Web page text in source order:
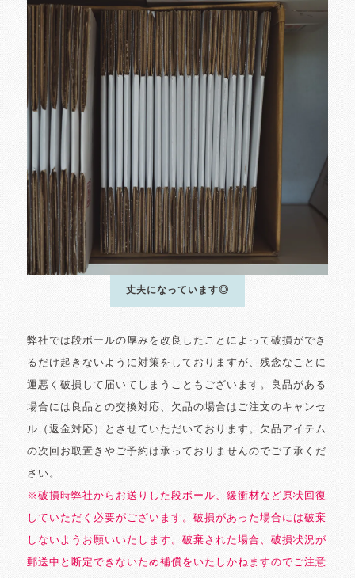
丈夫になっています◎
弊社では段ボールの厚みを改良したことによって破損ができ
るだけ起きないように対策をしておりますが、残念なことに
運悪く破損して届いてしまうこともございます。良品がある
場合には良品との交換対応、欠品の場合はご注文のキャンセ
ル（返金対応）とさせていただいております。欠品アイテム
の次回お取置きやご予約は承っておりませんのでご了承くだ
さい。
※破損時弊社からお送りした段ボール、緩衝材など原状回復
していただく必要がございます。破損があった場合には破棄
しないようお願いいたします。破棄された場合、破損状況が
郵送中と断定できないため補償をいたしかねますのでご注意